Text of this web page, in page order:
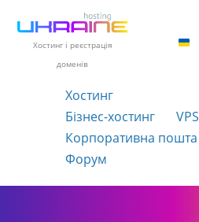
Хостинг і реєстрація
доменів
Хостинг
Бізнес-хостинг
VPS
Корпоративна пошта
Форум